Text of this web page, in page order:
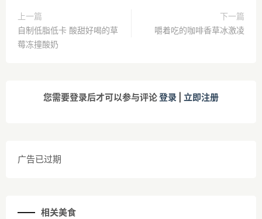
上一篇
自制低脂低卡 酸甜好喝的草
莓冻撞酸奶
下一篇
嚼着吃的咖啡香草冰激凌
您需要登录后才可以参与评论登录 立即注册
广告已过期
相关美食